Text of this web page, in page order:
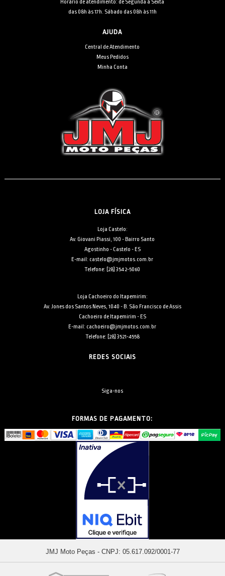
Horário de atendimento: de Segunda à Sexta
das 08h às 17h. Sábado das 08h às 11h
AJUDA
Central de Atendimento
Meus Pedidos
Minha Conta
LOJA FÍSICA
Loja Castelo:
Av. Giovani Piassi, 100 - Bairro Santo
Agostinho - Castelo - ES
E-mail: castelo@jmjmotos.com.br
Telefone: [28] 3542-5060
Loja Cachoeiro do Itapemirim:
Av. Jones dos Santos Neves, 1040 - B. São Francisco de Assis
Cachoeiro de Itapemirim - ES
E-mail: cachoeiro@jmjmotos.com.br
Telefone: [28] 3521-4558
REDES SOCIAIS
Siga-nos
FORMAS DE PAGAMENTO:
JMJ Moto Peças - CNPJ: 05.617.092/0001-77